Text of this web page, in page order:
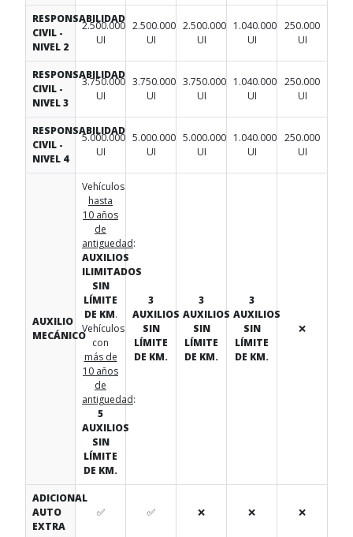
RESPONSABILIDAD
CIVIL -
NIVEL 2
2.500.000
UI
2.500.000
UI
2.500.000
UI
1.040.000
UI
250.000
UI
RESPONSABILIDAD
CIVIL -
NIVEL 3
3.750.000
UI
3.750.000
UI
3.750.000
UI
1.040.000
UI
250.000
UI
RESPONSABILIDAD
CIVIL -
NIVEL 4
5.000.000
UI
5.000.000
UI
5.000.000
UI
1.040.000
UI
250.000
UI
AUXILIO
MECÁNICO
Vehículos
hasta
10 años
de
antiguedad:
AUXILIOS
ILIMITADOS
SIN
LÍMITE
DE KM.
Vehículos
con
más de
10 años
de
antiguedad:
5
AUXILIOS
SIN
LÍMITE
DE KM.
3
AUXILIOS
SIN
LÍMITE
DE KM.
3
AUXILIOS
SIN
LÍMITE
DE KM.
3
AUXILIOS
SIN
LÍMITE
DE KM.
❌
ADICIONAL
AUTO
EXTRA
✅ ✅ ❌ ❌ ❌